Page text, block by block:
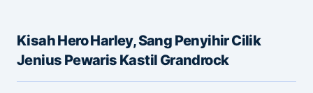
Alamat email Anda tidak akan dipublikasikan.
Ruas yang wajib ditandai*
Kisah Hero Harley, Sang Penyihir Cilik
Jenius Pewaris Kastil Grandrock